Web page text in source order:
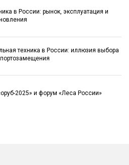
в России: рынок, эксплуатация и
техника в России: иллюзия выбора
2025» и форум «Леса России»